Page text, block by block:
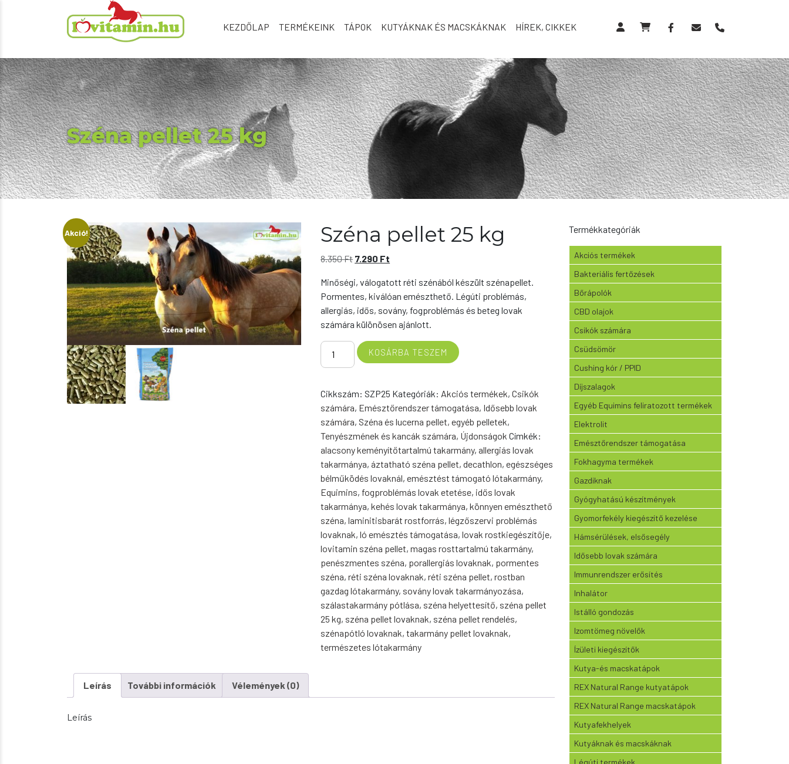
KEZDŐLAP TERMÉKEINK TÁPOK KUTYÁKNAK ÉS MACSKÁKNAK HÍREK, CIKKEK
Széna pellet 25 kg
Akció! Széna pellet 25 kg
8.350Ft Original
was:
8.350 Ft.
7.290 Ft
is:
7.290 Ft.
Minőségi, válogatott réti szénából készült szénapellet.
Pormentes, kiválóan emészthető. Légúti problémás,
allergiás, idős, sovány, fogproblémás és beteg lovak
számára különösen ajánlott.
Széna
pellet
kg
mennyiség
KOSÁRBA TESZEM
Cikkszám: SZP25 Kategóriák: Akciós termékek,Csikók
számára, Emésztőrendszer támogatása, Idősebb lovak
számára, Széna és lucerna pellet, egyéb pelletek,
Tenyészmének és kancák számára, Újdonságok Címkék:
alacsony keményítőtartalmú takarmány, allergiás lovak
takarmánya, áztatható széna pellet,decathlon,egészséges
bélműködés lovaknál,emésztést támogató lótakarmány,
Equimins, fogproblémás lovak etetése, idős lovak
takarmánya,kehés lovak takarmánya,könnyen emészthető
széna,laminitisbarát rostforrás,légzőszervi problémás
lovaknak,ló emésztés támogatása,lovak rostkiegészítője,
lovitamin széna pellet,magas rosttartalmú takarmány,
penészmentes széna, porallergiás lovaknak, pormentes
széna,réti széna lovaknak,réti széna pellet,rostban
gazdag lótakarmány, sovány lovak takarmányozása,
szálastakarmány pótlása, széna helyettesítő, széna pellet
25 kg, széna pellet lovaknak, széna pellet rendelés,
szénapótló lovaknak,takarmány pellet lovaknak,
természetes lótakarmány
Leírás További információk Vélemények (0)
Leírás
Termékkategóriák
Akciós termékek
Bakteriális fertőzések
Bőrápolók
CBD olajok
Csikók számára
Csüdsömör
Cushing kór / PPID
Díjszalagok
Egyéb Equimins feliratozott termékek
Elektrolit
Emésztőrendszer támogatása
Fokhagyma termékek
Gazdiknak
Gyógyhatású készítmények
Gyomorfekély kiegészítő kezelése
Hámsérülések, elsősegély
Idősebb lovak számára
Immunrendszer erősítés
Inhalátor
Istálló gondozás
Izomtömeg növelők
Ízületi kiegészítők
Kutya-és macskatápok
REX Natural Range kutyatápok
REX Natural Range macskatápok
Kutyafekhelyek
Kutyáknak és macskáknak
Légúti termékek